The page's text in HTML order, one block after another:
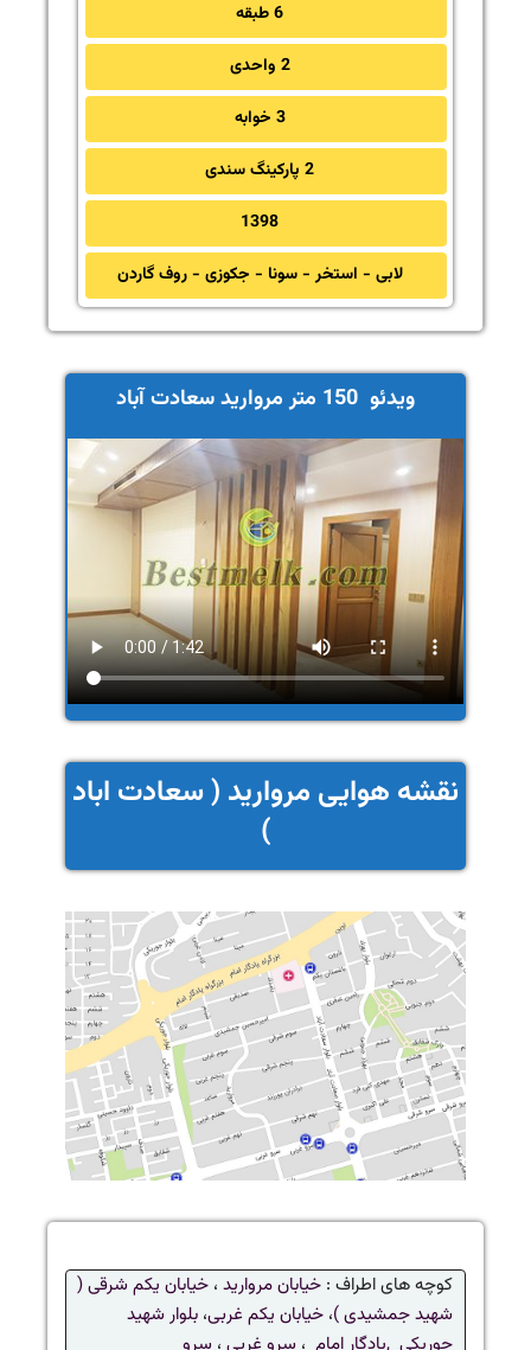
6 طبقه
2 واحدی
3 خوابه
2 پارکینگ سندی
1398
لابی - استخر - سونا - جکوزی - روف گاردن
ویدئو 150 متر مروارید سعادت آباد
نقشه هوایی مروارید ( سعادت اباد
)
کوچه های اطراف : خیابان مروارید ، خیابان یکم شرقی (
شهید جمشیدی )، خیابان یکم غربی، بلوار شهید
جوریکی ,یادگار امام ، سرو غربی ، سرو